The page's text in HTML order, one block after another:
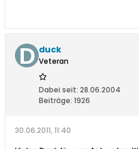
duck
Veteran
Dabei seit: 28.06.2004
Beiträge: 1926
30.06.2011, 11:40